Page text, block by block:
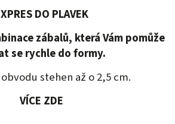
DO PLAVEK
zábalů, která Vám pomůže
se rychle do formy.
stehen až o 2,5 cm.
VÍCE ZDE